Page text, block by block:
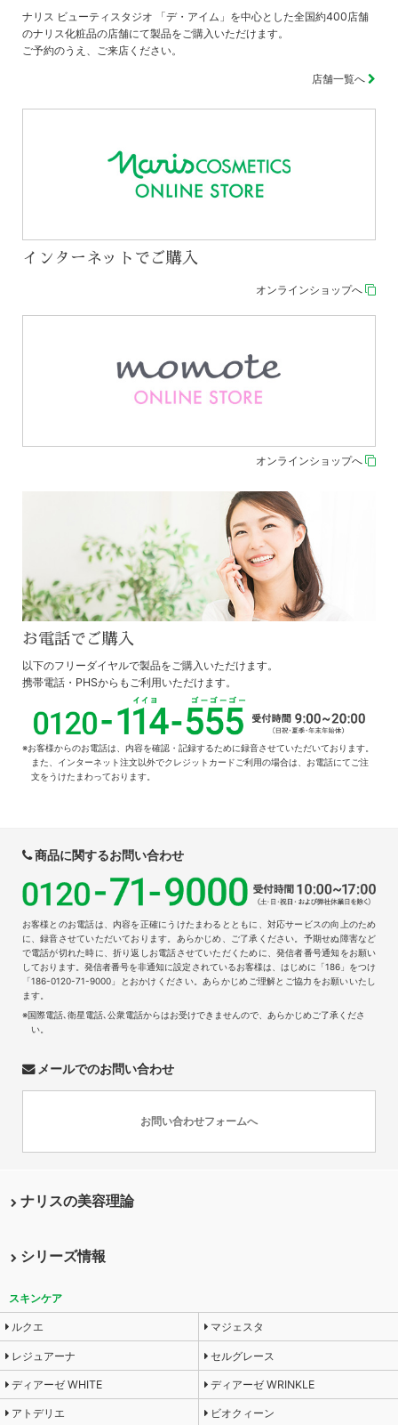
ナリス ビューティスタジオ 「デ・アイム」を中心とした全国約400店舗
のナリス化粧品の店舗にて製品をご購入いただけます。
ご予約のうえ、ご来店ください。
店舗一覧へ
インターネットでご購入
オンラインショップへ
オンラインショップへ
お電話でご購入
以下のフリーダイヤルで製品をご購入いただけます。
携帯電話・PHSからもご利用いただけます。
お客様からのお電話は、内容を確認・記録するために録音させていただいております。
また、インターネット注文以外でクレジットカードご利用の場合は、お電話にてご注
文をうけたまわっております。
商品に関するお問い合わせ
お客様とのお電話は、内容を正確にうけたまわるとともに、対応サービスの向上のため
に、録音させていただいております。あらかじめ、ご了承ください。予期せぬ障害など
で電話が切れた時に、折り返しお電話させていただくために、発信者番号通知をお願い
しております。発信者番号を非通知に設定されているお客様は、はじめに「186」をつけ
「186-0120-71-9000」とおかけください。あらかじめご理解とご協力をお願いいたし
ます。
国際電話､衛星電話､公衆電話からはお受けできませんので、あらかじめご了承くださ
い。
メールでのお問い合わせ
お問い合わせフォームへ
ナリスの美容理論
シリーズ情報
スキンケア
ルクエ マジェスタ
レジュアーナ セルグレース
ディアーゼ WHITE ディアーゼ WRINKLE
アトデリエ ビオクィーン